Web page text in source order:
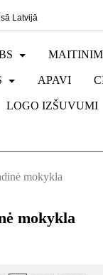
Latvijā
APAVI
LOGO IZŠUVUMI
mokykla
mokykla